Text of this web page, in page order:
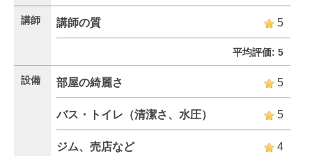
講師 講師の質 5
平均評価: 5
設備 部屋の綺麗さ 5
バス・トイレ（清潔さ、水圧） 5
ジム、売店など 4